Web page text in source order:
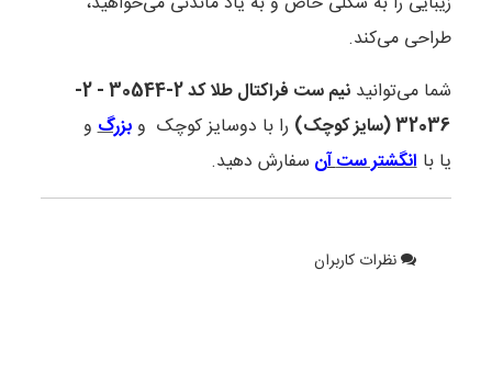
طراحی می‌کند.
شما می‌توانید
نیم ست فراکتال طلا کد 2-30544 - 2-
32036 (سایز کوچک)
را با دوسایز کوچک وبزرگو
یا باانگشتر ستآن سفارش دهید.
نظرات کاربران